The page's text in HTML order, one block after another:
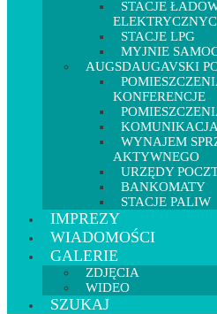
STACJE
STACJE LPG
MYJNIE
AUGSDAUGAVSKI
KONFERENCJE
KOMUNIKACJA
WYNAJEM
AKTYWNEGO
URZĘDY
BANKOMATY
STACJE PALIW
IMPREZY
WIADOMOŚCI
GALERIE
ZDJĘCIA
WIDEO
SZUKAJ